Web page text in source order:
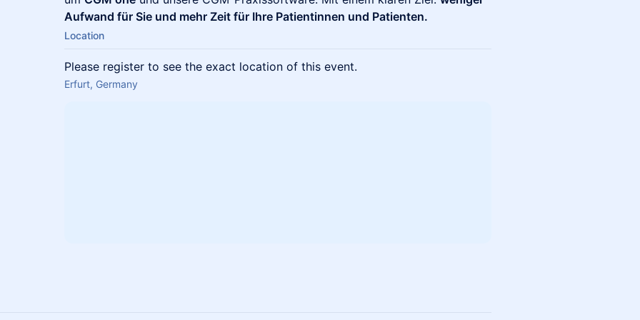
Aufwand für Sie und mehr Zeit für Ihre Patientinnen und Patienten.
Location
Please register to see the exact location of this event.
Erfurt, Germany